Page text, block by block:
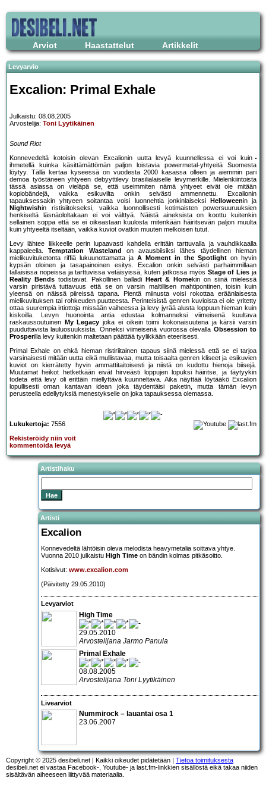
Arviot Haastattelut Artikkelit
Levyarvio
Excalion: Primal Exhale
Julkaistu: 08.08.2005
Arvostelija: Toni Lyytikäinen
Sound Riot
Konnevedeltä kotoisin olevan Excalionin uutta levyä kuunnellessa ei voi kuin
ihmetellä kuinka käsittämättömän paljon loistavia powermetal-yhtyeitä Suomesta
löytyy. Tällä kertaa kyseessä on vuodesta 2000 kasassa olleen ja aiemmin pari
demoa työstäneen yhtyeen debyyttilevy brasilialaiselle levymerkille. Mielenkiintoista
tässä asiassa on vieläpä se, että useimmiten nämä yhtyeet eivät ole mitään
kopiobändejä, vaikka esikuvilta onkin selvästi ammennettu. Excalionin
tapauksessakin yhtyeen soitantaa voisi luonnehtia jonkinlaiseksi
Helloweenin ja
Nightwishin ristisiitokseksi, vaikka luonnollisesti kotimaisten powersuuruuksien
henkiseltä läsnäololtakaan ei voi välttyä. Näistä aineksista on koottu kuitenkin
sellainen soppa että se ei oikeastaan kuulosta mitenkään häiritsevän paljon muulta
kuin yhtyeeltä itseltään, vaikka kuviot ovatkin muuten melkoisen tutut.
Levy lähtee liikkeelle perin lupaavasti kahdella erittäin tarttuvalla ja vauhdikkaalla
kappaleella.Temptation Wasteland
on avausbiisiksi lähes täydellinen hieman
mielikuvituketonta riffiä lukuunottamatta ja A Moment in the Spotlight on hyvin
kypsän oloinen ja tasapainoinen esitys. Excalion onkin selvästi parhaimmillaan
tällaisissa nopeissa ja tarttuvissa vetäisyissä, kuten jatkossa myös Stage of Lies ja
Reality Bendstodistavat. Pakollinen balladi Heart & Homekin on siinä mielessä
varsin piristävä tuttavuus että se on varsin maltillisen mahtipontinen, toisin kuin
yleensä on näissä piireissä tapana. Pientä miinusta voisi rokottaa eräänlaisesta
mielikuvituksen tai rohkeuden puutteesta. Perinteisistä genren kuvioista ei ole yritetty
ottaa suurempia irtiottoja missään vaiheessa ja levy jyrää alusta loppuun hieman kuin
kiskoilla. Levyn huonointa antia edustaa kolmanneksi viimeisenä kuultava
raskaussoutuinen
My Legacy joka ei oikein toimi kokonaisuutena ja kärsii varsin
puuduttavista lauluosuuksista. Onneksi viimeisenä vuorossa olevalla Obsession to
Prosperilla levy kuitenkin maltetaan päättää tyylikkään eteerisesti.
Primal Exhale on ehkä hieman ristiriitainen tapaus siinä mielessä että se ei tarjoa
varsinaisesti mitään uutta eikä mullistavaa, mutta toisaalta genren kliseet ja esikuvien
kuviot on kierrätetty hyvin ammattitaitoisesti ja niistä on kudottu hienoja biisejä.
Muutamat heikot hetketkään eivät hirveästi loppujen lopuksi häiritse, ja täytyykin
todeta että levy oli erittäin miellyttävä kuunneltava. Aika näyttää löytääkö Excalion
lopullisesti oman kantavan idean joka täydentäisi paketin, mutta tämän levyn
perusteella edellytyksiä menestykselle on joka tapauksessa olemassa.
Lukukertoja: 7556
Rekisteröidy niin voit
kommentoida levyä
Artistihaku
Artisti
Excalion
Konnevedeltä lähtöisin oleva melodista heavymetalia soittava yhtye.
Vuonna 2010 julkaistu High Time on bändin kolmas pitkäsoitto.
Kotisivut: www.excalion.com
(Päivitetty 29.05.2010)
Levyarviot
High Time
29.05.2010
Arvostelijana Jarmo Panula
Primal Exhale
08.08.2005
Arvostelijana Toni Lyytikäinen
Livearviot
Nummirock – lauantai osa 1
23.06.2007
Copyright © 2025 desibeli.net | Kaikki oikeudet pidätetään | Tietoa toimituksesta
desibeli.net ei vastaa Facebook-, Youtube- ja last.fm-linkkien sisällöstä eikä takaa niiden
sisältävän aiheeseen liittyvää materiaalia.